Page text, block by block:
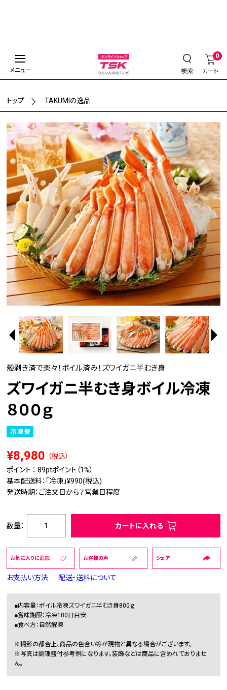
検索 カート
0
メニュー
トップ TAKUMIの逸品
殻剥き済で楽々！ボイル済み！ズワイガニ半むき身
ズワイガニ半むき身ボイル冷凍
８００ｇ
¥8,980
（税込）
ポイント ： 89ptポイント（1%）
基本配送料：「冷凍」¥990(税込)
発送時期：ご注文日から７営業日程度
数量： カートに入れる
お気に入りに追加 お客様の声 シェア
お支払い方法 配送・送料について
■内容量：ボイル冷凍ズワイガニ半むき身800ｇ
■賞味期限：冷凍180日目安
■食べ方：自然解凍
※撮影の都合上、商品の色合い等が現物と異なる場合がございます。
※写真は調理盛付参考例になります。装飾などは商品に含めれておりませ
ん。